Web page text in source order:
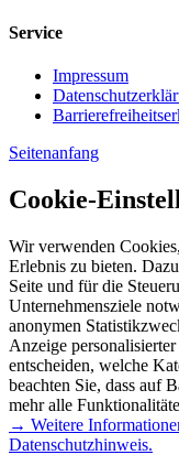
Service
Impressum
Seitenanfang
Cookie-
Wir verwenden
Erlebnis zu bieten.
Seite und für die
Unternehmensziele
anonymen
Anzeige
entscheiden, welche
beachten Sie, dass auf
mehr alle
→ Weitere
Datenschutzhinweis.